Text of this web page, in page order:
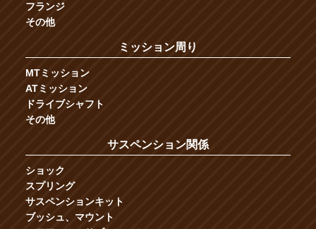
フランジ
その他
ミッション周り
MTミッション
ATミッション
ドライブシャフト
その他
サスペンション関係
ショック
スプリング
サスペンションキット
ブッシュ、マウント